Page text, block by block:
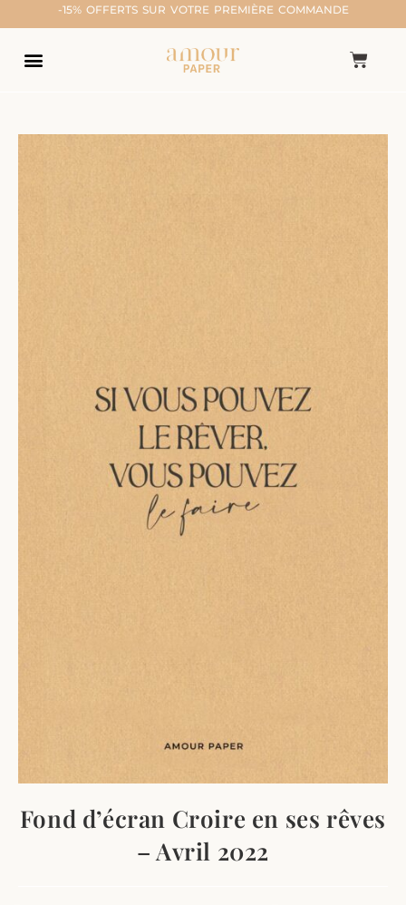
-15% OFFERTS SUR VOTRE PREMIÈRE COMMANDE
Fond d’écran Croire en ses rêves
– Avril 2022